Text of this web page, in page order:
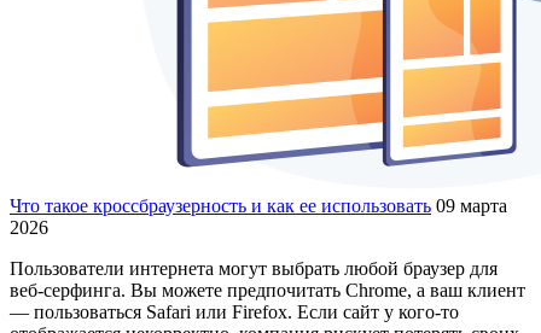
Что такое кроссбраузерность и как ее использовать 09 марта
2026
Пользователи интернета могут выбрать любой браузер для
веб-серфинга. Вы можете предпочитать Chrome, а ваш клиент
— пользоваться Safari или Firefox. Если сайт у кого-то